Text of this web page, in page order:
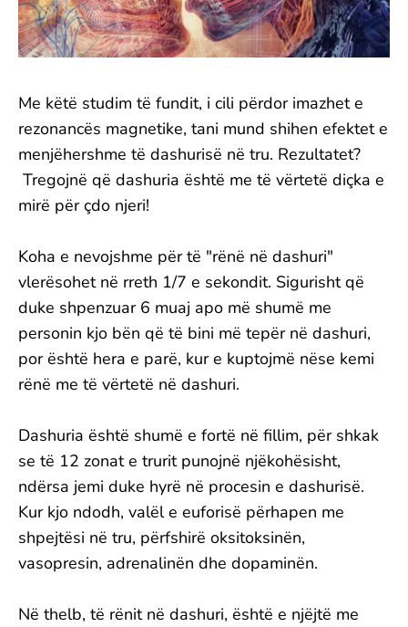
Me këtë studim të fundit, i cili përdor imazhet e
rezonancës magnetike, tani mund shihen efektet e
menjëhershme të dashurisë në tru. Rezultatet?
Tregojnë që dashuria është me të vërtetë diçka e
mirë për çdo njeri!
Koha e nevojshme për të "rënë në dashuri"
vlerësohet në rreth 1/7 e sekondit. Sigurisht që
duke shpenzuar 6 muaj apo më shumë me
personin kjo bën që të bini më tepër në dashuri,
por është hera e parë, kur e kuptojmë nëse kemi
rënë me të vërtetë në dashuri.
Dashuria është shumë e fortë në fillim, për shkak
se të 12 zonat e trurit punojnë njëkohësisht,
ndërsa jemi duke hyrë në procesin e dashurisë.
Kur kjo ndodh, valël e euforisë përhapen me
shpejtësi në tru, përfshirë oksitoksinën,
vasopresin, adrenalinën dhe dopaminën.
Në thelb, të rënit në dashuri, është e njëjtë me